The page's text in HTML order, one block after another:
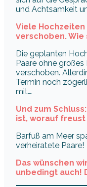
und Achtsamkeit
Viele
verschoben. Wie
Die geplanten
Paare ohne großes
verschoben.
Termin noch
mit….
Und zum
ist, worauf freust
Barfuß am Meer
verheiratete Paare!
Das wünschen
unbedingt auch!